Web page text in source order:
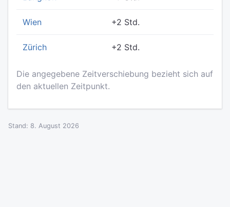
Wien +2 Std.
Zürich +2 Std.
Die angegebene Zeitverschiebung bezieht sich auf
den aktuellen Zeitpunkt.
Stand: 8. August 2026